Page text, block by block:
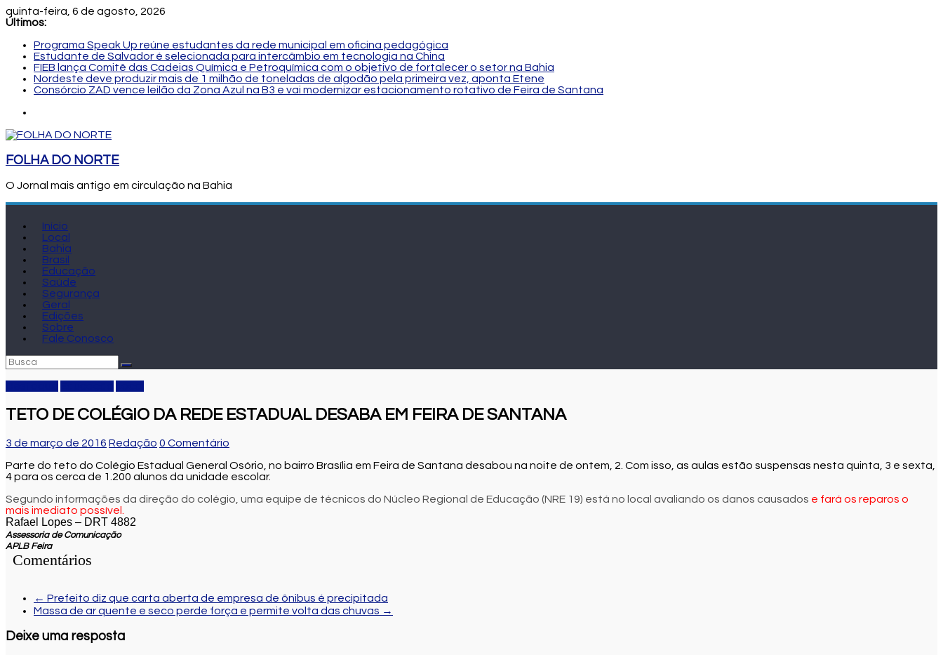
quinta-feira, 6 de agosto, 2026
Últimos:
Programa Speak Up reúne estudantes da rede municipal em oficina pedagógica
Estudante de Salvador é selecionada para intercâmbio em tecnologia na China
FIEB lança Comitê das Cadeias Química e Petroquímica com o objetivo de fortalecer o setor na Bahia
Nordeste deve produzir mais de 1 milhão de toneladas de algodão pela primeira vez, aponta Etene
Consórcio ZAD vence leilão da Zona Azul na B3 e vai modernizar estacionamento rotativo de Feira de Santana
FOLHA DO NORTE
O Jornal mais antigo em circulação na Bahia
Início
Local
Bahia
Brasil
Educação
Saúde
Segurança
Geral
Edições
Sobre
Fale Conosco
TETO DE COLÉGIO DA REDE ESTADUAL DESABA EM FEIRA DE SANTANA
3 de março de 2016 Redação 0 Comentário
Parte do teto do Colégio Estadual General Osório, no bairro Brasília em Feira de Santana desabou na noite de ontem, 2. Com isso, as aulas estão suspensas nesta quinta, 3 e sexta,
4 para os cerca de 1.200 alunos da unidade escolar.
Segundo informações da direção do colégio, uma equipe de técnicos do Núcleo Regional de Educação (NRE 19) está no local avaliando os danos causados e fará os reparos o
mais imediato possível.
Rafael Lopes – DRT 4882
Assessoria de Comunicação
APLB Feira
Comentários
← Prefeito diz que carta aberta de empresa de ônibus é precipitada
Massa de ar quente e seco perde força e permite volta das chuvas →
Deixe uma resposta